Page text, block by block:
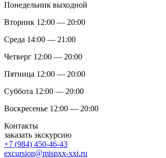
Понедельник выходной
Вторник 12:00 — 20:00
Среда 14:00 — 21:00
Четверг 12:00 — 20:00
Пятница 12:00 — 20:00
Суббота 12:00 — 20:00
Воскресенье 12:00 — 20:00
Контакты
заказать экскурсию
+7 (984) 450-46-43
excursion@mispxx-xxi.ru